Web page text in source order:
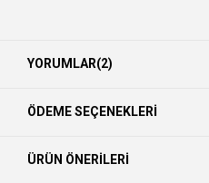
YORUMLAR(2)
ÖDEME SEÇENEKLERI
ÜRÜN ÖNERILERI